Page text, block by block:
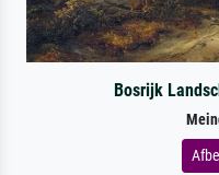
Bosrijk